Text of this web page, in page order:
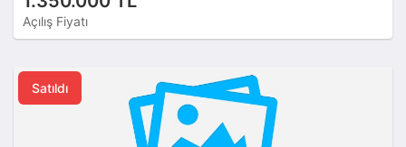
Açılış Fiyatı
Satıldı